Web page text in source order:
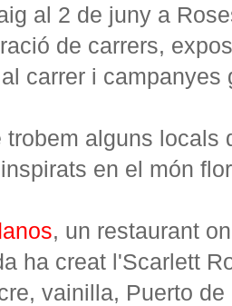
al 2 de juny a
de carrers,
carrer i campanyes
trobem alguns
en el món
, un restaurant
ha creat l'Scarlett
vainilla, Puerto